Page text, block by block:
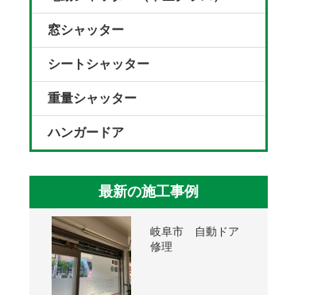
窓シャッター
シートシャッター
重量シャッター
ハンガードア
最新の施工事例
岐阜市 自動ドア
修理